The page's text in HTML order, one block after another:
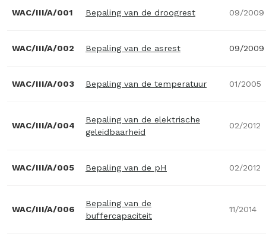
WAC/III/A/001 Bepaling van de droogrest 09/2009
WAC/III/A/002 Bepaling van de asrest 09/2009
WAC/III/A/003 Bepaling van de temperatuur 01/2005
WAC/III/A/004
Bepaling van de elektrische
geleidbaarheid
02/2012
WAC/III/A/005 Bepaling van de pH 02/2012
WAC/III/A/006
Bepaling van de
buffercapaciteit
11/2014